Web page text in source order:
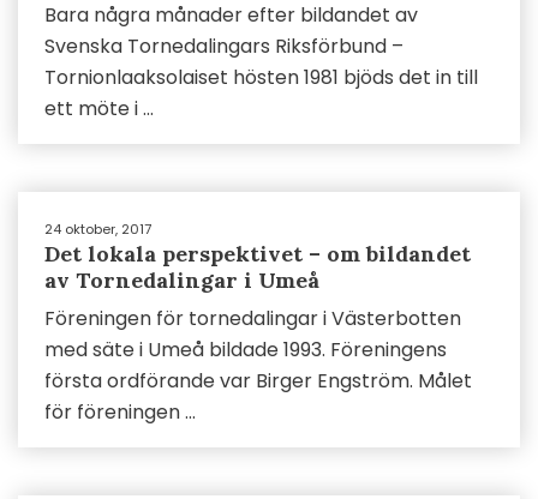
Bara några månader efter bildandet av
Svenska Tornedalingars Riksförbund –
Tornionlaaksolaiset hösten 1981 bjöds det in till
ett möte i ...
24 oktober, 2017
Det lokala perspektivet – om bildandet
av Tornedalingar i Umeå
Föreningen för tornedalingar i Västerbotten
med säte i Umeå bildade 1993. Föreningens
första ordförande var Birger Engström. Målet
för föreningen ...